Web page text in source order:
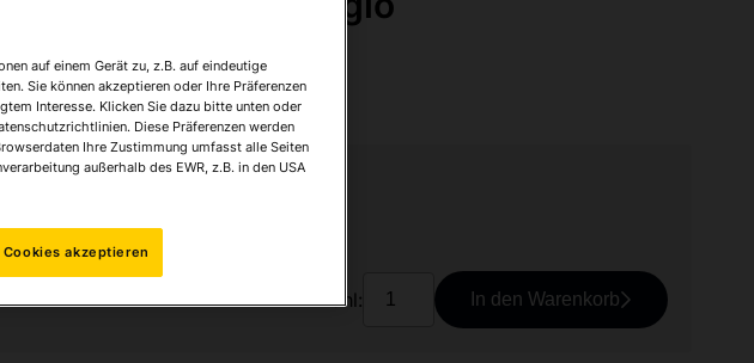
11356
lieferbar
Ihr Preis:
Anzahl: In den Warenkorb
auf einem Gerät zu, z.B. auf eindeutige
Sie können akzeptieren oder Ihre Präferenzen
Interesse. Klicken Sie dazu bitte unten oder
Diese Präferenzen werden
Ihre Zustimmung umfasst alle Seiten
außerhalb des EWR, z.B. in den USA
akzeptieren